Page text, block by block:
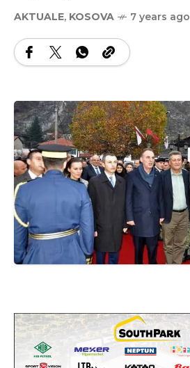
AKTUALE, KOSOVA 7 years ago